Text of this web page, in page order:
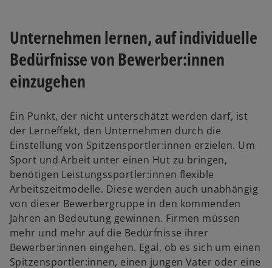
t
Unternehmen lernen, auf individuelle
Bedürfnisse von Bewerber:innen
einzugehen
Ein Punkt, der nicht unterschätzt werden darf, ist
der Lerneffekt, den Unternehmen durch die
Einstellung von Spitzensportler:innen erzielen. Um
Sport und Arbeit unter einen Hut zu bringen,
benötigen Leistungssportler:innen flexible
Arbeitszeitmodelle. Diese werden auch unabhängig
von dieser Bewerbergruppe in den kommenden
Jahren an Bedeutung gewinnen. Firmen müssen
mehr und mehr auf die Bedürfnisse ihrer
Bewerber:innen eingehen. Egal, ob es sich um einen
Spitzensportler:innen, einen jungen Vater oder eine